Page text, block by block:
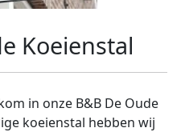
Koeienstal
in onze B&B De Oude
koeienstal hebben wij